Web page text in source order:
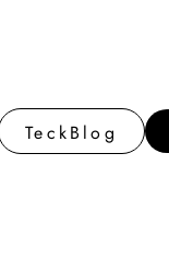
TeckBlog